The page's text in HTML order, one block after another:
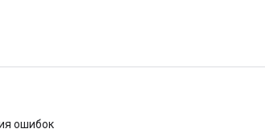
ошибок